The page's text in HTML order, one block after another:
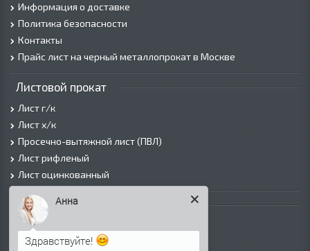
Информация о доставке
Политика безопасности
Контакты
Прайс лист на черный металлопрокат в Москве
Листовой прокат
Лист г/к
Лист х/к
Просечно-вытяжной лист (ПВЛ)
Лист рифленый
Лист оцинкованный
Трубы
Трубы горячедеформированные
Труба холоднодеформированная
Анна
Здравствуйте!